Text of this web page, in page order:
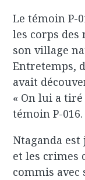
Le témoin P-
les corps des
son village
Entretemps,
avait
« On lui a
témoin P-016.
Ntaganda
et les crimes
commis avec